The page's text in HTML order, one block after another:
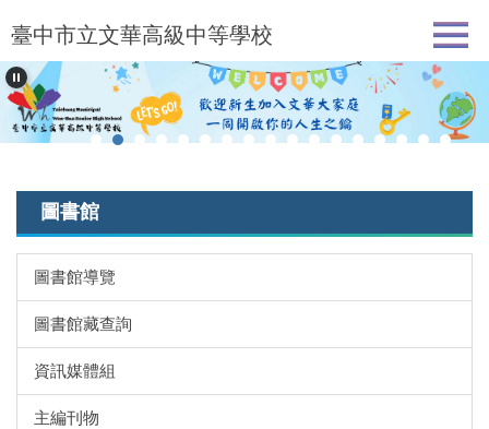
到
主
要
內
容
臺中市立文華高級中等學校
圖書館
圖書館導覽
圖書館藏查詢
資訊媒體組
主編刊物